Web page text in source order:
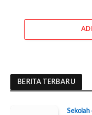
BERITA TERBARU